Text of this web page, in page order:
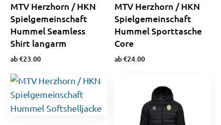
MTV Herzhorn / HKN
Spielgemeinschaft
Hummel Seamless
Shirt langarm
ab€23.00
Ausführung wählen
MTV Herzhorn / HKN
Spielgemeinschaft
Hummel Sporttasche
Core
ab€24.00